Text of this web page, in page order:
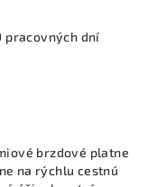
pracovných dní
brzdové platne
na rýchlu cestnú